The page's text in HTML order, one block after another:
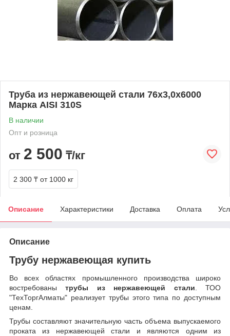
Труба из нержавеющей стали 76х3,0х6000
Марка AISI 310S
В наличии
Опт и розница
от 2 500 ₸/кг
2 300 ₸ от 1000 кг
Описание Характеристики Доставка Оплата
Описание
Трубу нержавеющая купить
Во всех областях промышленного производства широко
востребованытрубы из нержавеющей стали. ТОО
"ТехТоргАлматы" реализует трубы этого типа по доступным
ценам.
Трубы составляют значительную часть объема выпускаемого
проката из нержавеющей стали и являются одним из